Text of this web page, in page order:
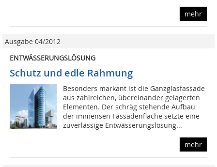
mehr
Ausgabe 04/2012
ENTWÄSSERUNGSLÖSUNG
Schutz und edle Rahmung
Besonders markant ist die Ganzglasfassade
aus zahlreichen, übereinander gelagerten
Elementen. Der schräg stehende Aufbau
der immensen Fassadenfläche setzte eine
zuverlässige Entwässerungslösung...
mehr